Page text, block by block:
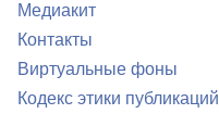
Медиакит
Контакты
Виртуальные фоны
Кодекс этики публикаций